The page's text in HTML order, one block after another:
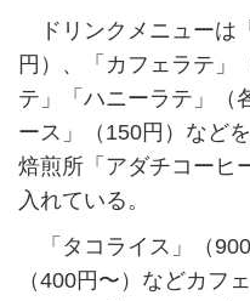
ドリンクメニューは
円）、「カフェラテ」
テ」「ハニーラテ」（
ース」（150円）など
焙煎所「アダチコーヒ
入れている。
「タコライス」（
（400円〜）などカフ